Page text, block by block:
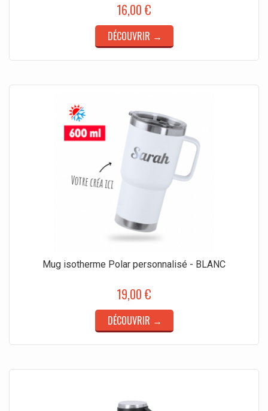
16,00 €
DÉCOUVRIR →
Mug isotherme Polar personnalisé - BLANC
19,00 €
DÉCOUVRIR →